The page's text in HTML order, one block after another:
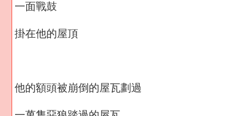
一面戰鼓
掛在他的屋頂
他的額頭被崩倒的屋瓦劃過